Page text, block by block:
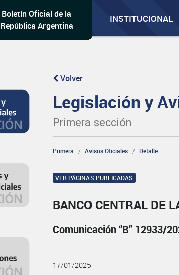
Boletín Oficial de la
República Argentina
INSTITUCIONAL
Volver
Legislación y
Primera sección
Primera Avisos Oficiales Detalle
VER PÁGINAS PUBLICADAS
BANCO CENTRAL DE
Comunicación “B” 12933/
17/01/2025